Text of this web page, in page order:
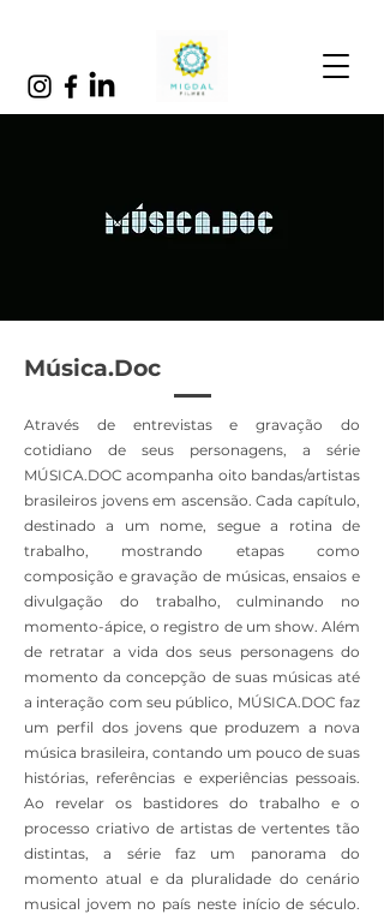
Música.Doc
Através de entrevistas e gravação do
cotidiano de seus personagens, a série
MÚSICA.DOC acompanha oito bandas/artistas
brasileiros jovens em ascensão. Cada capítulo,
destinado a um nome, segue a rotina de
trabalho, mostrando etapas como
composição e gravação de músicas, ensaios e
divulgação do trabalho, culminando no
momento-ápice, o registro de um show. Além
de retratar a vida dos seus personagens do
momento da concepção de suas músicas até
a interação com seu público, MÚSICA.DOC faz
um perfil dos jovens que produzem a nova
música brasileira, contando um pouco de suas
histórias, referências e experiências pessoais.
Ao revelar os bastidores do trabalho e o
processo criativo de artistas de vertentes tão
distintas, a série faz um panorama do
momento atual e da pluralidade do cenário
musical jovem no país neste início de século.